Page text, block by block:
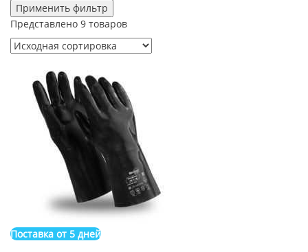
Применить фильтр
Представлено 9 товаров
Поставка от 5 дней